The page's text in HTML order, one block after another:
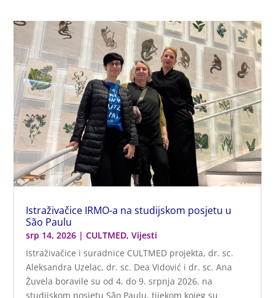
Istraživačice IRMO-a na studijskom posjetu u
São Paulu
srp 14, 2026 |CULTMED,Vijesti
Istraživačice i suradnice CULTMED projekta, dr. sc.
Aleksandra Uzelac, dr. sc. Dea Vidović i dr. sc. Ana
Žuvela boravile su od 4. do 9. srpnja 2026. na
studijskom posjetu São Paulu, tijekom kojeg su